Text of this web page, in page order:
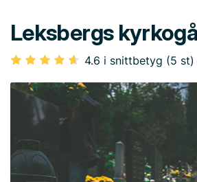
Leksbergs
4.6 i snittbetyg (5 st)